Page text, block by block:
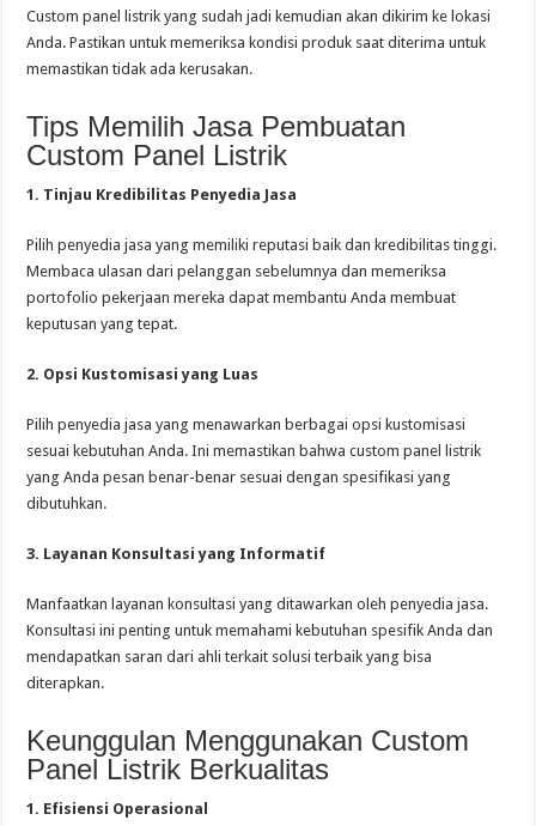
Custom panel listrik yang sudah jadi kemudian akan dikirim ke lokasi
Anda. Pastikan untuk memeriksa kondisi produk saat diterima untuk
memastikan tidak ada kerusakan.
Tips Memilih Jasa Pembuatan
Custom Panel Listrik
1. Tinjau Kredibilitas Penyedia Jasa
Pilih penyedia jasa yang memiliki reputasi baik dan kredibilitas tinggi.
Membaca ulasan dari pelanggan sebelumnya dan memeriksa
portofolio pekerjaan mereka dapat membantu Anda membuat
keputusan yang tepat.
2. Opsi Kustomisasi yang Luas
Pilih penyedia jasa yang menawarkan berbagai opsi kustomisasi
sesuai kebutuhan Anda. Ini memastikan bahwa custom panel listrik
yang Anda pesan benar-benar sesuai dengan spesifikasi yang
dibutuhkan.
3. Layanan Konsultasi yang Informatif
Manfaatkan layanan konsultasi yang ditawarkan oleh penyedia jasa.
Konsultasi ini penting untuk memahami kebutuhan spesifik Anda dan
mendapatkan saran dari ahli terkait solusi terbaik yang bisa
diterapkan.
Keunggulan Menggunakan Custom
Panel Listrik Berkualitas
1. Efisiensi Operasional